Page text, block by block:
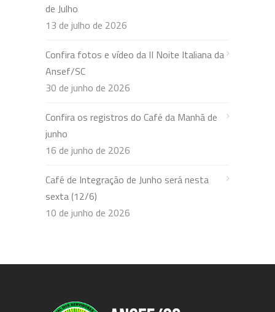
de Julho
13 de julho de 2026
Confira fotos e vídeo da II Noite Italiana da
Ansef/SC
30 de junho de 2026
Confira os registros do Café da Manhã de
junho
16 de junho de 2026
Café de Integração de Junho será nesta
sexta (12/6)
10 de junho de 2026